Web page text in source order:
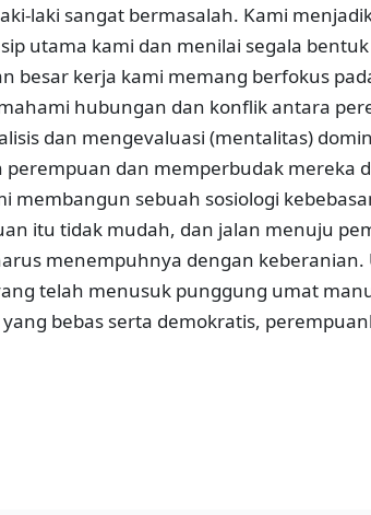
laki sangat bermasalah. Kami
utama kami dan menilai segala
besar kerja kami memang berfokus
hubungan dan konflik antara
dan mengevaluasi (mentalitas)
dan memperbudak mereka
membangun sebuah sosiologi
itu tidak mudah, dan jalan menuju
menempuhnya dengan
telah menusuk punggung umat
bebas serta demokratis,